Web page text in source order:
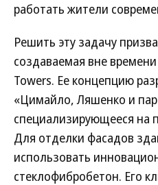
работать жители
Решить эту задачу
создаваемая вне времени
Towers. Ее концепцию
«Цимайло, Ляшенко и
специализирующееся на
Для отделки фасадов
использовать
стеклофибробетон. Его